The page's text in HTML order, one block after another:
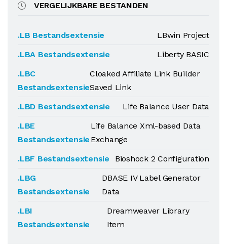
VERGELIJKBARE BESTANDEN
.LB Bestandsextensie
LBwin Project
.LBA Bestandsextensie
Liberty BASIC
.LBC
Bestandsextensie
Cloaked Affiliate Link Builder
Saved Link
.LBD Bestandsextensie
Life Balance User Data
.LBE
Bestandsextensie
Life Balance Xml-based Data
Exchange
.LBF Bestandsextensie
Bioshock 2 Configuration
.LBG
Bestandsextensie
DBASE IV Label Generator
Data
.LBI
Bestandsextensie
Dreamweaver Library
Item